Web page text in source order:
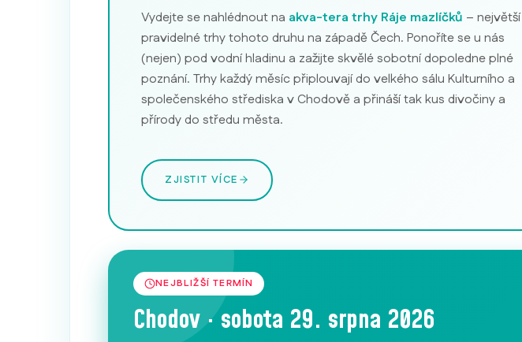
Vydejte se nahlédnout na akva-tera trhy Ráje mazlíčků – největší
pravidelné trhy tohoto druhu na západě Čech. Ponoříte se u nás
(nejen) pod vodní hladinu a zažijte skvělé sobotní dopoledne plné
poznání. Trhy každý měsíc připlouvají do velkého sálu Kulturního a
společenského střediska v Chodově a přináší tak kus divočiny a
přírody do středu města.
ZJISTIT VÍCE
NEJBLIŽŠÍ TERMÍN
Chodov · sobota 29. srpna 2026